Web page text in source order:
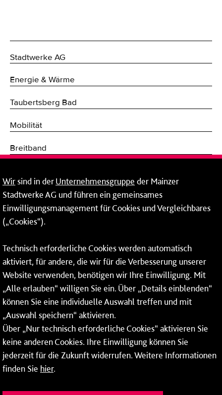
Stadtwerke AG
Energie & Wärme
Taubertsberg Bad
Mobilität
Breitband
Netze
Mainzer Taubertsberg Bad
55122 Mainz
Tel.:06131 - 12 91 00
Weitere Infos zu unserenÖffnungszeiten.
Wirsind in derUnternehmensgruppe der Mainzer
Stadtwerke AG und führen ein gemeinsames
Einwilligungsmanagement für Cookies und Vergleichbares
(„Cookies“).
Technisch erforderliche Cookies werden automatisch
aktiviert, für andere, die wir für die Verbesserung unserer
Website verwenden, benötigen wir Ihre Einwilligung. Mit
„Alle erlauben“ willigen Sie ein. Über „Details einblenden“
können Sie eine individuelle Auswahl treffen und mit
„Auswahl speichern“ aktivieren.
Über „Nur technisch erforderliche Cookies“ aktivieren Sie
keine anderen Cookies. Ihre Einwilligung können Sie
jederzeit für die Zukunft widerrufen. Weitere Informationen
finden Sie hier.